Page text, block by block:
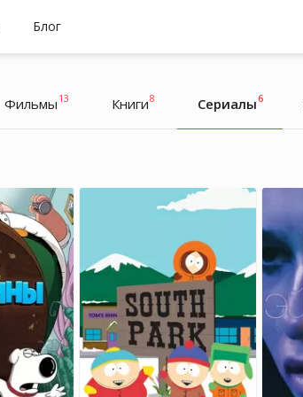
Блог
Фильмы 13 Книги8 Cериалы6
Йен Сомерхолдер Йен Сомерхолдер
Актер